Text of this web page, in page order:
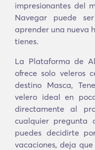
impresionantes del
Navegar puede
aprender una nueva
tienes.
La Plataforma de
ofrece solo veleros
destino Masca,
velero ideal en
directamente al
cualquier pregunta
puedes decidirte
vacaciones, deja